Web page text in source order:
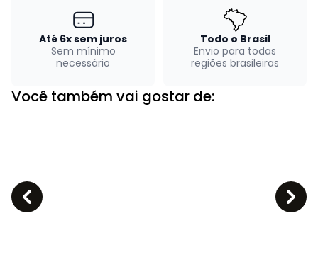
Até 6x sem juros
Sem mínimo
necessário
Todo o Brasil
Envio para todas
regiões brasileiras
Você também vai gostar de: